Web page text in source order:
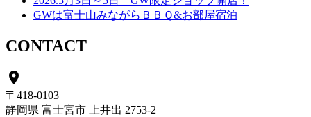
GWは富士山みながらＢＢＱ&お部屋宿泊
CONTACT
place
〒418-0103
静岡県 富士宮市 上井出 2753-2